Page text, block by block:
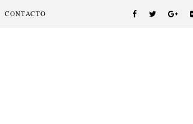
CONTACTO